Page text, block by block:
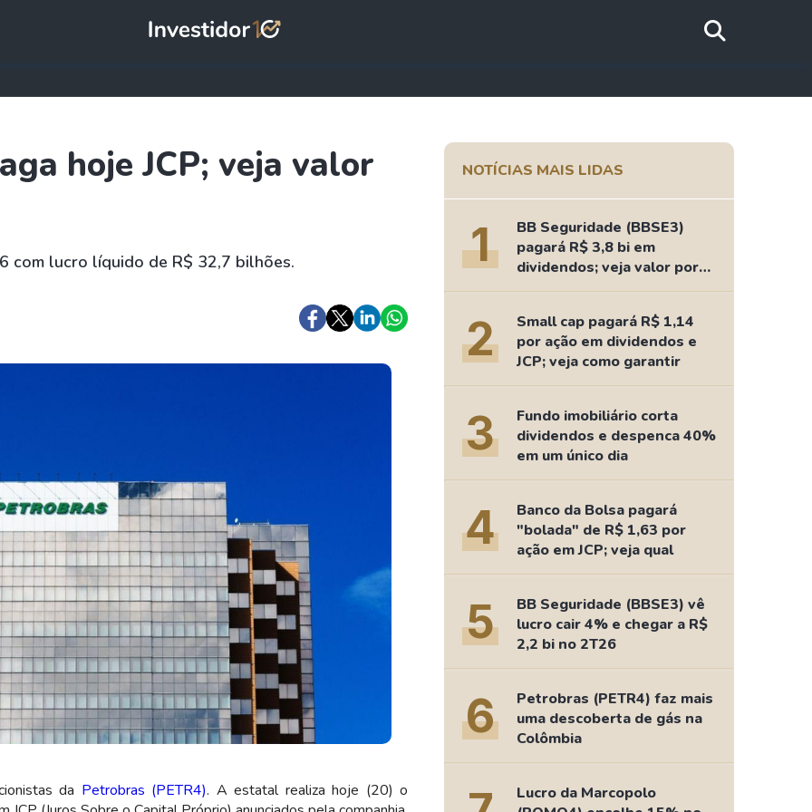
hoje JCP; veja valor
com lucro líquido de R$ 32,7 bilhões.
JCP (Imagem: Shutterstock)
da Petrobras (PETR4). A estatal realiza hoje (20) o
NOTÍCIAS MAIS LIDAS
1
BB Seguridade (BBSE3)
pagará R$ 3,8 bi em
dividendos; veja valor por
ação
2
Small cap pagará R$ 1,14
por ação em dividendos e
JCP; veja como garantir
3
Fundo imobiliário corta
dividendos e despenca 40%
em um único dia
4
Banco da Bolsa pagará
"bolada" de R$ 1,63 por
ação em JCP; veja qual
5
BB Seguridade (BBSE3) vê
lucro cair 4% e chegar a R$
2,2 bi no 2T26
6
Petrobras (PETR4) faz mais
uma descoberta de gás na
Colômbia
Lucro da Marcopolo